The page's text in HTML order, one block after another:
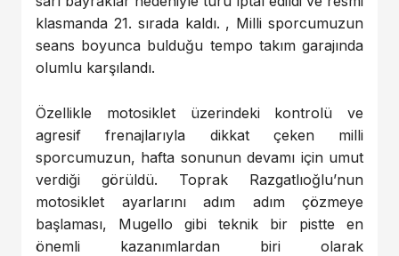
klasmanda 21. sırada kaldı. , Milli sporcumuzun
seans boyunca bulduğu tempo takım garajında
olumlu karşılandı.
Özellikle motosiklet üzerindeki kontrolü ve
agresif frenajlarıyla dikkat çeken milli
sporcumuzun, hafta sonunun devamı için umut
verdiği görüldü. Toprak Razgatlıoğlu’nun
motosiklet ayarlarını adım adım çözmeye
başlaması, Mugello gibi teknik bir pistte en
önemli kazanımlardan biri olarak